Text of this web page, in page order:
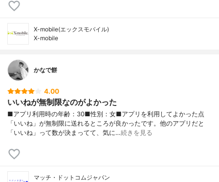
X-mobile(エックスモバイル)
X-mobile
かなで餅
4.00
いいねが無制限なのがよかった
■アプリ利用時の年齢：30■性別：女■アプリを利用してよかった点
「いいね」が無制限に送れるところが良かったです。他のアプリだと
「いいね」って数が決まってて、気に…続きを見る
マッチ・ドットコムジャパン